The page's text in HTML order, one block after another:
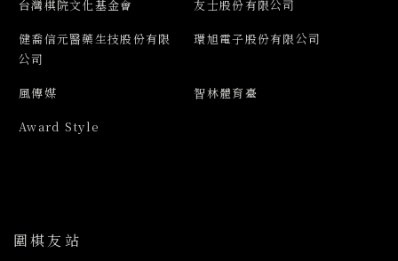
台灣棋院文化基金會
友士股份有限公司
健喬信元醫藥生技股份有限
公司
環旭電子股份有限公司
風傳媒
智林體育臺
Award Style
圍棋友站